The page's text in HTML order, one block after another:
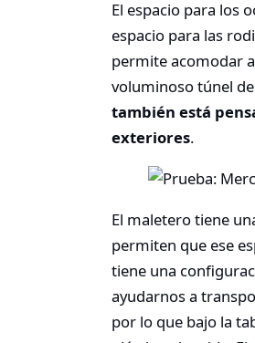
El espacio para los
espacio para las
permite acomodar
voluminoso túnel
también está
exteriores.
El maletero tiene
permiten que ese
tiene una
ayudarnos a
por lo que bajo la